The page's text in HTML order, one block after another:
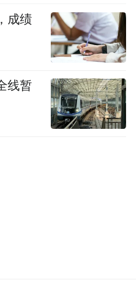
成绩
线暂